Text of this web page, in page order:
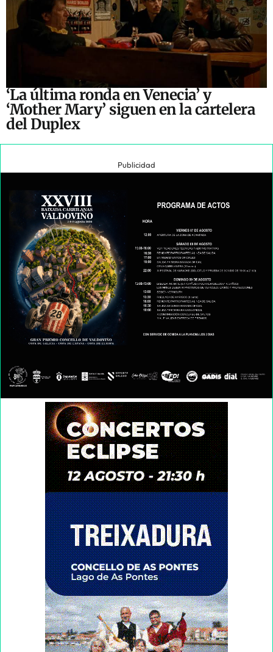
‘La última ronda en Venecia’ y
‘Mother Mary’ siguen en la cartelera
del Duplex
Publicidad